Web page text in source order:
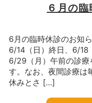
６月の
6月の臨時休診のお知
6/14（日）終日、6/18
6/29（月）午前の診療
す。なお、夜間診療は
休みとさ […]